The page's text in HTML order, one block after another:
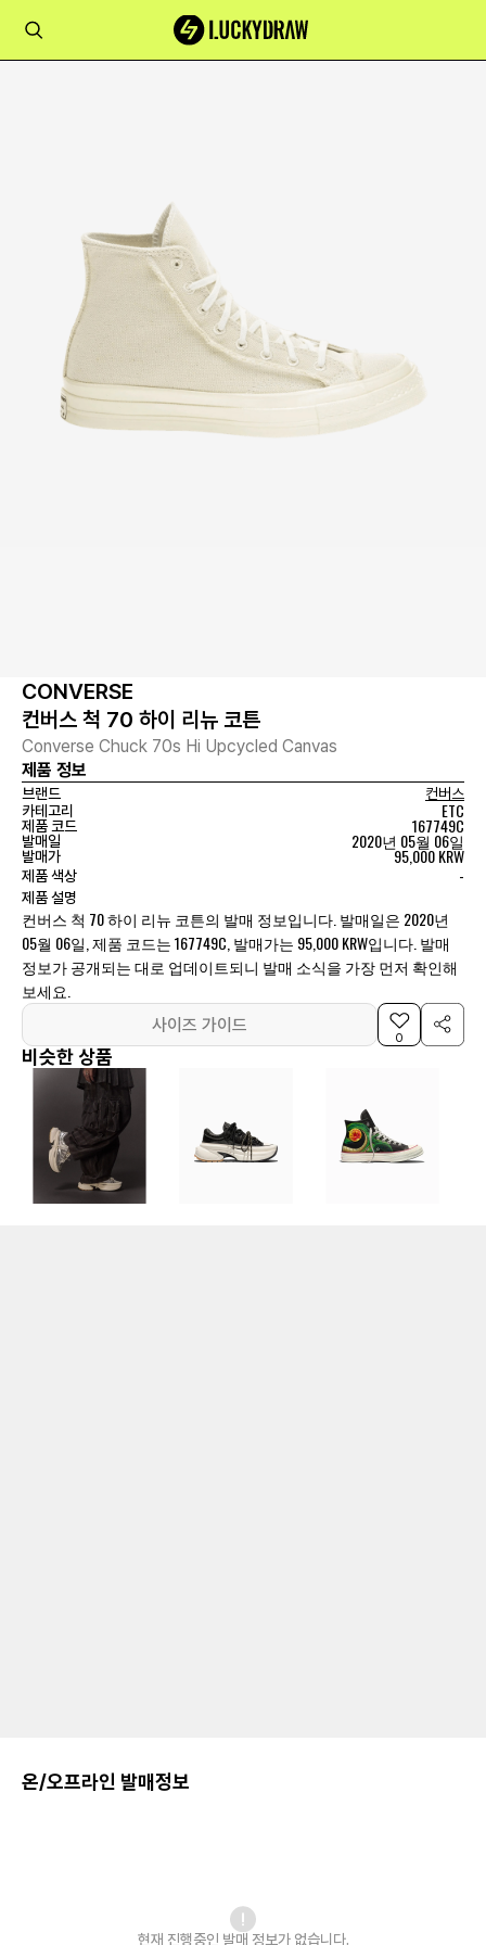
CONVERSE
컨버스 척 70 하이 리뉴 코튼
Converse Chuck 70s Hi Upcycled Canvas
제품 정보
브랜드
컨버스
카테고리
ETC
제품 코드 167749C
발매일 2020년 05월 06일
발매가 95,000 KRW
제품 색상 -
제품 설명
컨버스 척 70 하이 리뉴 코튼의 발매 정보입니다. 발매일은 2020년
05월 06일, 제품 코드는 167749C, 발매가는 95,000 KRW입니다. 발매
정보가 공개되는 대로 업데이트되니 발매 소식을 가장 먼저 확인해
보세요.
사이즈 가이드
0
비슷한 상품
온/오프라인 발매정보
현재 진행중인 발매 정보가 없습니다.